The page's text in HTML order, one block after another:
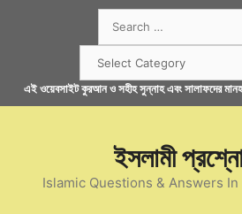
for:
এই ওয়েবসাইট কুরআন ও সহীহ সুন্নাহ এবং সালাফদের
ইসলামী
Islamic Questions & Answers